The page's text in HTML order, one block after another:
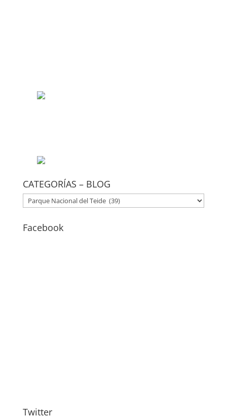
CATEGORÍAS – BLOG
CATEGORÍAS
–
BLOG
Facebook
Twitter